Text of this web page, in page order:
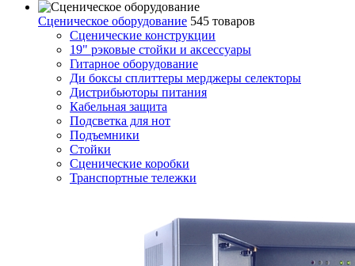
Сценическое оборудование 545 товаров
Сценические конструкции
19" рэковые стойки и аксесcуары
Гитарное оборудование
Ди боксы сплиттеры мерджеры селекторы
Дистрибьюторы питания
Кабельная защита
Подсветка для нот
Подъемники
Стойки
Сценические коробки
Транспортные тележки